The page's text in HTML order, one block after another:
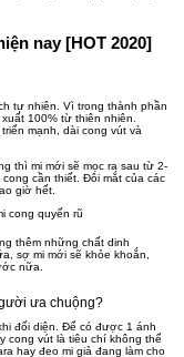
nay [HOT 2020]
tự nhiên. Vì trong thành phần
100% từ thiên nhiên.
mạnh, dài cong vút và
thì mi mới sẽ mọc ra sau từ 2-
cần thiết. Đôi mắt của các
giờ hết.
thêm những chất dinh
sợ mi mới sẽ khỏe khoắn,
nữa.
ưa chuộng?
đối diện. Để có được 1 ánh
cong vút là tiêu chí không thể
hay đeo mi giả đang làm cho